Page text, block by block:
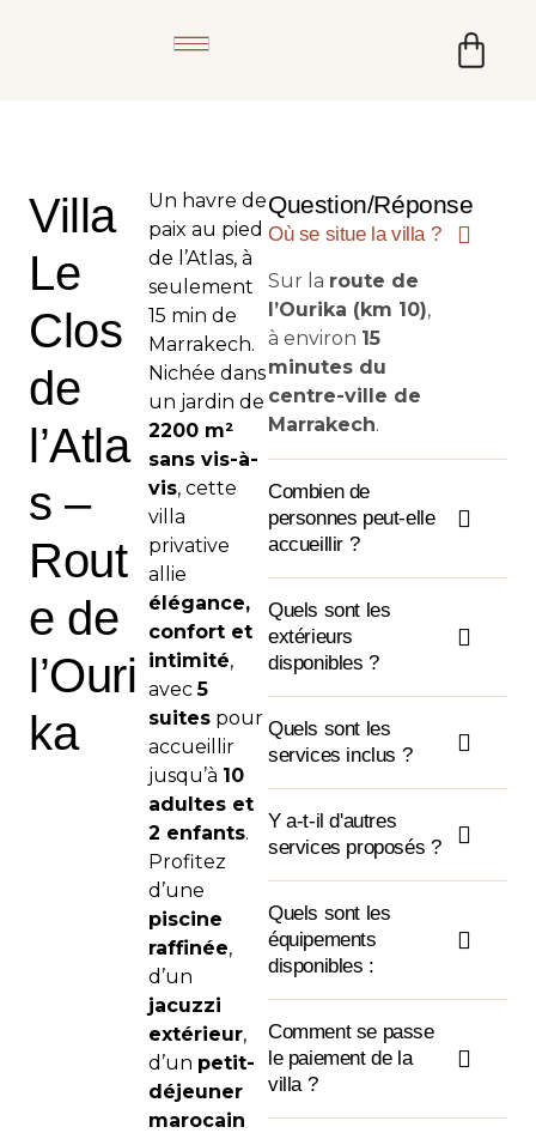
Villa
Le
Clos
de
l’Atla
s –
Rout
e de
l’Ouri
ka
Un havre de
paix au pied
de l’Atlas, à
seulement
15 min de
Marrakech.
Nichée dans
un jardin de
2200 m²
sans vis-à-
vis, cette
villa
privative
allie
élégance,
confort et
intimité,
avec5
suites pour
accueillir
jusqu’à 10
adultes et
2 enfants.
Profitez
d’une
piscine
raffinée,
d’un
jacuzzi
extérieur,
d’un petit-
déjeuner
marocain
Question/Réponse
Où se situe la villa ?
Sur la route de
l’Ourika (km 10),
à environ 15
minutes du
centre-ville de
Marrakech.
Combien de
personnes peut-elle
accueillir ?
Quels sont les
extérieurs
disponibles ?
Quels sont les
services inclus ?
Y a-t-il d'autres
services proposés ?
Quels sont les
équipements
disponibles :
Comment se passe
le paiement de la
villa ?